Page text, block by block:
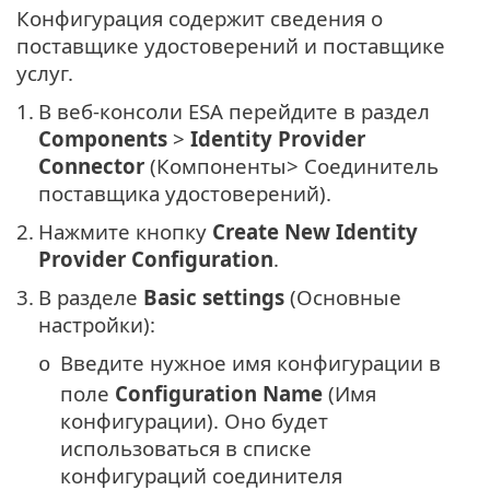
Конфигурация содержит сведения о
поставщике удостоверений и поставщике
услуг.
1. В веб-консоли ESA перейдите в раздел
Components > Identity Provider
Connector (Компоненты> Соединитель
поставщика удостоверений).
2. Нажмите кнопку Create New Identity
Provider Configuration.
3. В разделе Basic settings (Основные
настройки):
o Введите нужное имя конфигурации в
поле Configuration Name (Имя
конфигурации). Оно будет
использоваться в списке
конфигураций соединителя